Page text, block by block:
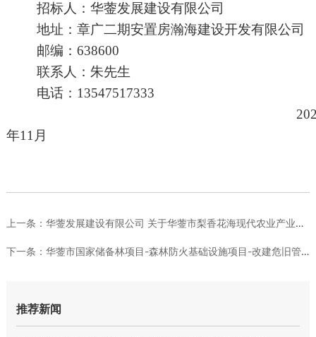
招标人： 华蓥发展建设有限公司
地址： 章广二期安置房瀚海建设开发有限公司
邮编： 638600
联系人： 朱先生
电话： 13547517333
年11 月
上一条： 华蓥发展建设有限公司 关于华蓥市梨香花海现代农业产业园-油樟...
下一条： 华蓥市国家储备林项目-森林防火基础设施项目-改建危旧管护用房...
推荐新闻